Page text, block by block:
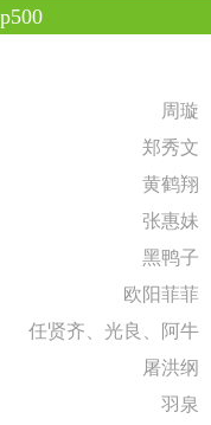
周璇
郑秀文
黄鹤翔
张惠妹
黑鸭子
欧阳菲菲
任贤齐、光良、阿牛
屠洪纲
羽泉